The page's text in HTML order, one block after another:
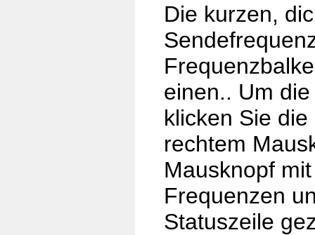
Die kurzen,
einen.. Um
klicken Sie
rechtem
Mausknopf
Frequenzen
Statuszeile